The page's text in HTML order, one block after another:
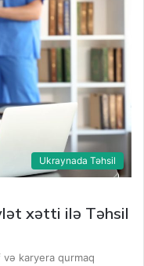
Ukraynada Təhsil
xətti ilə Təhsil
karyera qurmaq